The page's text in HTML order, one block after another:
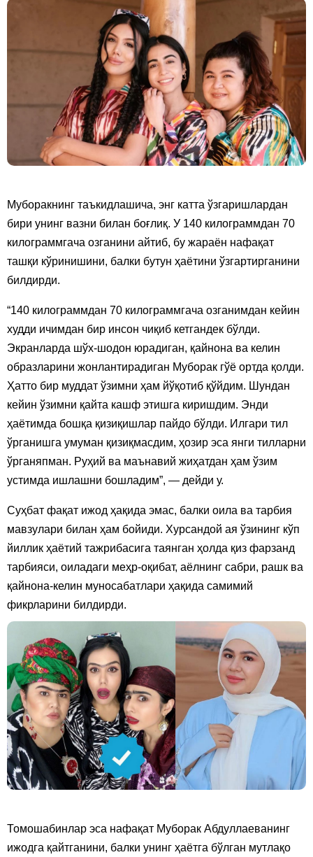
Муборакнинг таъкидлашича, энг катта ўзгаришлардан
бири унинг вазни билан боғлиқ. У 140 килограммдан 70
килограммгача озганини айтиб, бу жараён нафақат
ташқи кўринишини, балки бутун ҳаётини ўзгартирганини
билдирди.
“140 килограммдан 70 килограммгача озганимдан кейин
худди ичимдан бир инсон чиқиб кетгандек бўлди.
Экранларда шўх-шодон юрадиган, қайнона ва келин
образларини жонлантирадиган Муборак гўё ортда қолди.
Ҳатто бир муддат ўзимни ҳам йўқотиб қўйдим. Шундан
кейин ўзимни қайта кашф этишга киришдим. Энди
ҳаётимда бошқа қизиқишлар пайдо бўлди. Илгари тил
ўрганишга умуман қизиқмасдим, ҳозир эса янги тилларни
ўрганяпман. Руҳий ва маънавий жиҳатдан ҳам ўзим
устимда ишлашни бошладим”, — дейди у.
Суҳбат фақат ижод ҳақида эмас, балки оила ва тарбия
мавзулари билан ҳам бойиди. Хурсандой ая ўзининг кўп
йиллик ҳаётий тажрибасига таянган ҳолда қиз фарзанд
тарбияси, оиладаги меҳр-оқибат, аёлнинг сабри, рашк ва
қайнона-келин муносабатлари ҳақида самимий
фикрларини билдирди.
Томошабинлар эса нафақат Муборак Абдуллаеванинг
ижодга қайтганини, балки унинг ҳаётга бўлган мутлақо